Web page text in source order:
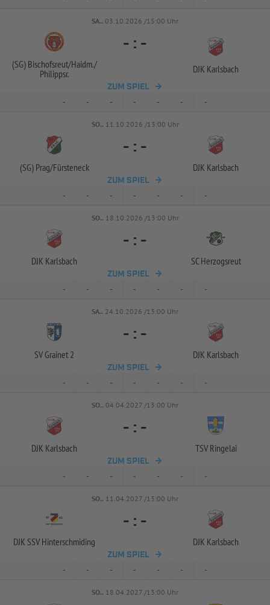
SA.. 03.10.2026 /15:00 Uhr
(SG) Bischofsreut/Haidm./
Philippsr.
- : -
DJK Karlsbach
ZUM SPIEL
- - - - - - -
SO.. 11.10.2026 /13:00 Uhr
(SG) Prag/Fürsteneck
- : -
DJK Karlsbach
ZUM SPIEL
- - - - - - -
SO.. 18.10.2026 /13:00 Uhr
DJK Karlsbach
- : -
SC Herzogsreut
ZUM SPIEL
- - - - - - -
SA.. 24.10.2026 /13:00 Uhr
SV Grainet 2
- : -
DJK Karlsbach
ZUM SPIEL
- - - - - - -
SO.. 04.04.2027 /13:00 Uhr
DJK Karlsbach
- : -
TSV Ringelai
ZUM SPIEL
- - - - - - -
SO.. 11.04.2027 /13:00 Uhr
DJK SSV Hinterschmiding
- : -
DJK Karlsbach
ZUM SPIEL
- - - - - - -
SO.. 18.04.2027 /13:00 Uhr